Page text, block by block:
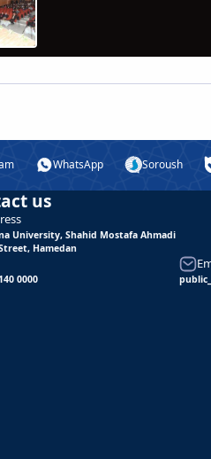
WhatsApp Soroush
us
University, Shahid Mostafa Ahmadi
Hamedan
0000